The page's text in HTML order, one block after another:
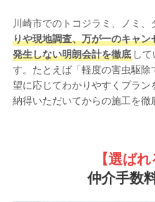
川崎市でのトコジラミ、ノミ、
りや現地調査、万が一のキャ
発生しない明朗会計を徹底して
す。たとえば「軽度の害虫駆
望に応じてわかりやすくプラン
納得いただいてからの施工を徹
【選ば
仲介手数